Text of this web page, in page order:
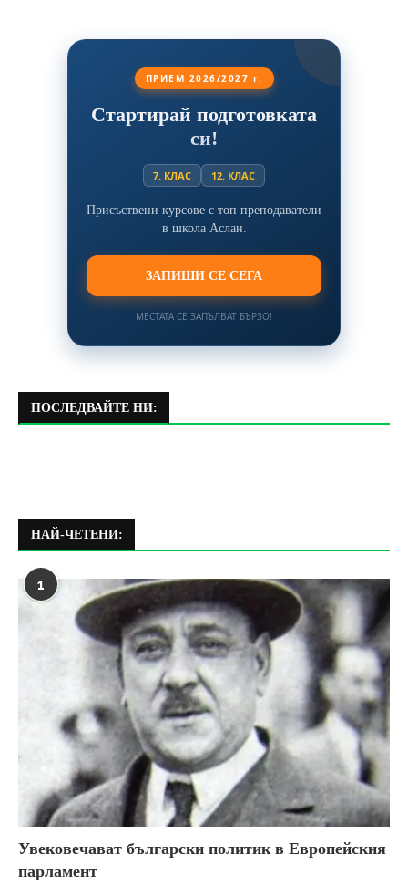
ПРИЕМ 2026/2027 г.
Стартирай подготовката
си!
7. КЛАС 12. КЛАС
Присъствени курсове с топ преподаватели
в школа Аслан.
ЗАПИШИ СЕ СЕГА
МЕСТАТА СЕ ЗАПЪЛВАТ БЪРЗО!
ПОСЛЕДВАЙТЕ НИ:
НАЙ-ЧЕТЕНИ:
1
Увековечават български политик в Европейския
парламент